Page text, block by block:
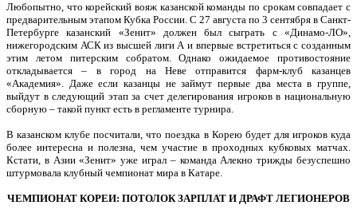
Любопытно, что корейский вояж казанской команды по срокам совпадает с
предварительным этапом Кубка России. С 27 августа по 3 сентября в Санкт-
Петербурге казанский «Зенит» должен был сыграть с «Динамо-ЛО»,
нижегородским АСК из высшей лиги А и впервые встретиться с созданным
этим летом питерским собратом. Однако ожидаемое противостояние
откладывается – в город на Неве отправится фарм-клуб казанцев
«Академия». Даже если казанцы не займут первые два места в группе,
выйдут в следующий этап за счет делегирования игроков в национальную
сборную – такой пункт есть в регламенте турнира.
В казанском клубе посчитали, что поездка в Корею будет для игроков куда
более интересна и полезна, чем участие в проходных кубковых матчах.
Кстати, в Азии «Зенит» уже играл – команда Алекно трижды безуспешно
штурмовала клубный чемпионат мира в Катаре.
ЧЕМПИОНАТ КОРЕИ: ПОТОЛОК ЗАРПЛАТ И ДРАФТ ЛЕГИОНЕРОВ